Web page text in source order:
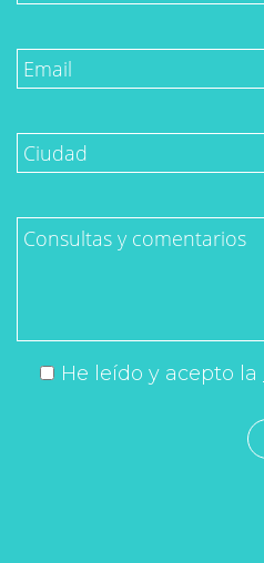
He leído y acepto la